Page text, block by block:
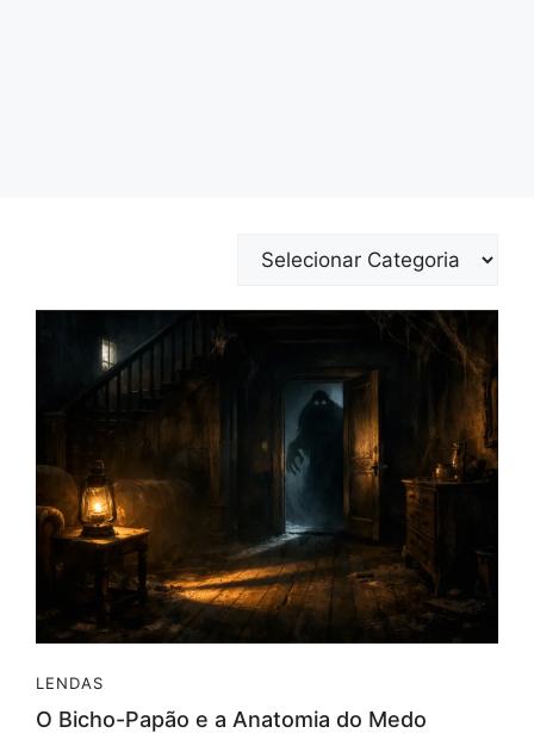
Categorias
LENDAS
O Bicho-Papão e a Anatomia do Medo